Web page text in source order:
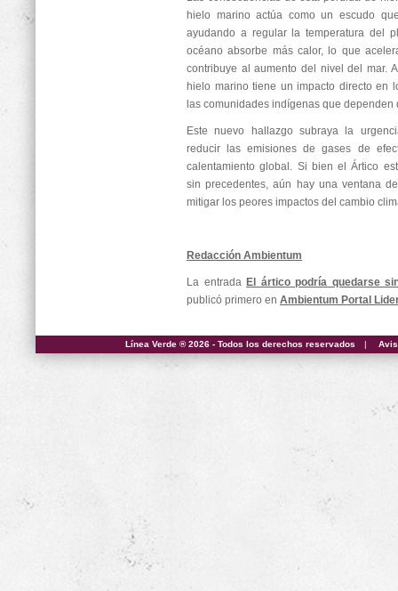
hielo marino actúa como un escudo
ayudando a regular la temperatura del
océano absorbe más calor, lo que
contribuye al aumento del nivel del mar.
hielo marino tiene un impacto directo en
las comunidades indígenas que
Este nuevo hallazgo subraya la
reducir las emisiones de gases de
calentamiento global. Si bien el Ártico
sin precedentes, aún hay una ventana
mitigar los peores impactos del cambio
Redacción Ambientum
La entrada El ártico podría quedarse
publicó primero en Ambientum Portal
Línea Verde ® 2026 - Todos los derechos reservados |